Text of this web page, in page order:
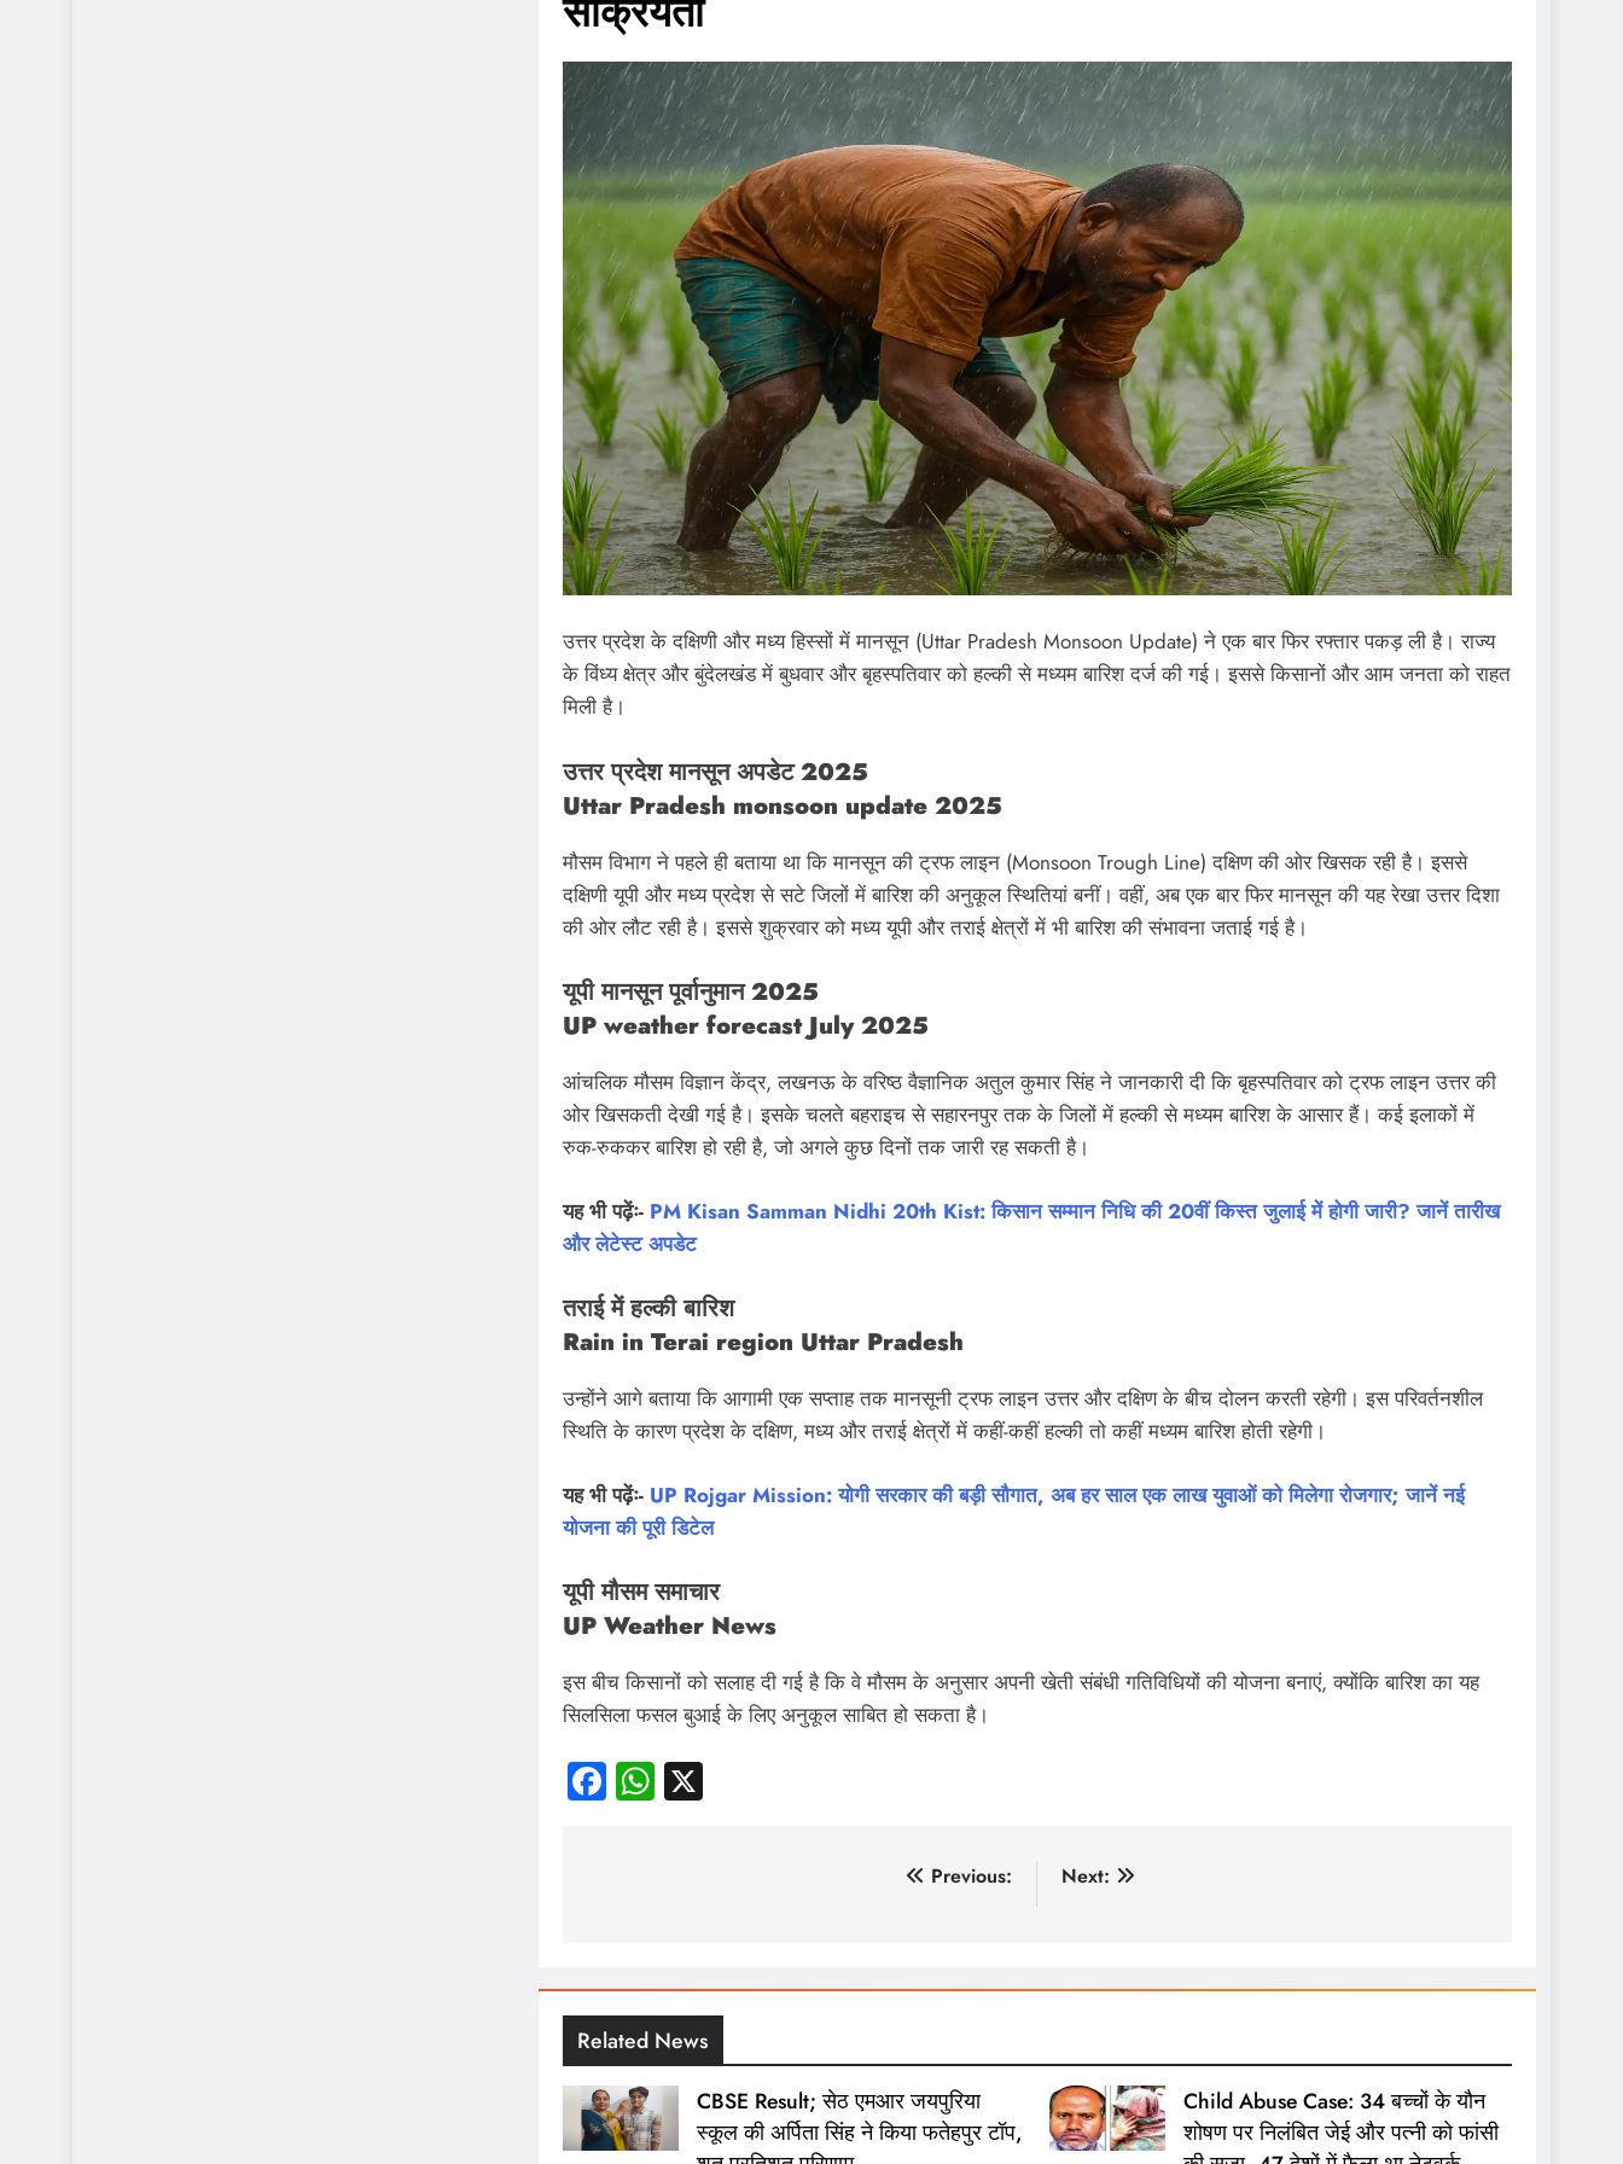
सक्रियता
उत्तर प्रदेश के दक्षिणी और मध्य हिस्सों में मानसून (Uttar Pradesh Monsoon Update) ने एक बार फिर रफ्तार पकड़ ली है। राज्य
के विंध्य क्षेत्र और बुंदेलखंड में बुधवार और बृहस्पतिवार को हल्की से मध्यम बारिश दर्ज की गई। इससे किसानों और आम जनता को राहत
मिली है।
उत्तर प्रदेश मानसून अपडेट 2025
Uttar Pradesh monsoon update 2025
मौसम विभाग ने पहले ही बताया था कि मानसून की ट्रफ लाइन (Monsoon Trough Line) दक्षिण की ओर खिसक रही है। इससे
दक्षिणी यूपी और मध्य प्रदेश से सटे जिलों में बारिश की अनुकूल स्थितियां बनीं। वहीं, अब एक बार फिर मानसून की यह रेखा उत्तर दिशा
की ओर लौट रही है। इससे शुक्रवार को मध्य यूपी और तराई क्षेत्रों में भी बारिश की संभावना जताई गई है।
यूपी मानसून पूर्वानुमान 2025
UP weather forecast July 2025
आंचलिक मौसम विज्ञान केंद्र, लखनऊ के वरिष्ठ वैज्ञानिक अतुल कुमार सिंह ने जानकारी दी कि बृहस्पतिवार को ट्रफ लाइन उत्तर की
ओर खिसकती देखी गई है। इसके चलते बहराइच से सहारनपुर तक के जिलों में हल्की से मध्यम बारिश के आसार हैं। कई इलाकों में
रुक-रुककर बारिश हो रही है, जो अगले कुछ दिनों तक जारी रह सकती है।
यह भी पढ़ेंः- PM Kisan Samman Nidhi 20th Kist: किसान सम्मान निधि की 20वीं किस्त जुलाई में होगी जारी? जानें तारीख
और लेटेस्ट अपडेट
तराई में हल्की बारिश
Rain in Terai region Uttar Pradesh
उन्होंने आगे बताया कि आगामी एक सप्ताह तक मानसूनी ट्रफ लाइन उत्तर और दक्षिण के बीच दोलन करती रहेगी। इस परिवर्तनशील
स्थिति के कारण प्रदेश के दक्षिण, मध्य और तराई क्षेत्रों में कहीं-कहीं हल्की तो कहीं मध्यम बारिश होती रहेगी।
यह भी पढ़ेंः- UP Rojgar Mission: योगी सरकार की बड़ी सौगात, अब हर साल एक लाख युवाओं को मिलेगा रोजगार; जानें नई
योजना की पूरी डिटेल
यूपी मौसम समाचार
UP Weather News
इस बीच किसानों को सलाह दी गई है कि वे मौसम के अनुसार अपनी खेती संबंधी गतिविधियों की योजना बनाएं, क्योंकि बारिश का यह
सिलसिला फसल बुआई के लिए अनुकूल साबित हो सकता है।
Facebook
WhatsApp
Previous: Next:
Related News
CBSE Result; सेठ एमआर जयपुरिया
स्कूल की अर्पिता सिंह ने किया फतेहपुर टॉप,
Child Abuse Case: 34 बच्चों के यौन
शोषण पर निलंबित जेई और पत्नी को फांसी